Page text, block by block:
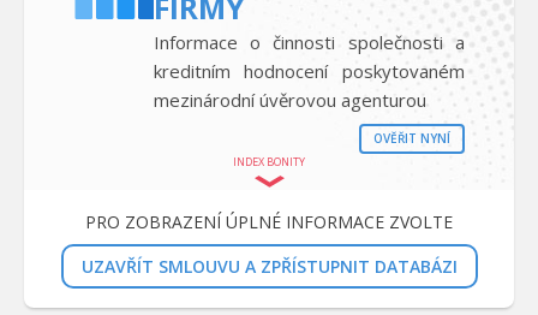
Informace o činnosti společnosti a
kreditním hodnocení poskytovaném
mezinárodní úvěrovou agenturou
OVĚŘIT NYNÍ
INDEX BONITY
PRO ZOBRAZENÍ ÚPLNÉ INFORMACE ZVOLTE
UZAVŘÍT SMLOUVU A ZPŘÍSTUPNIT DATABÁZI